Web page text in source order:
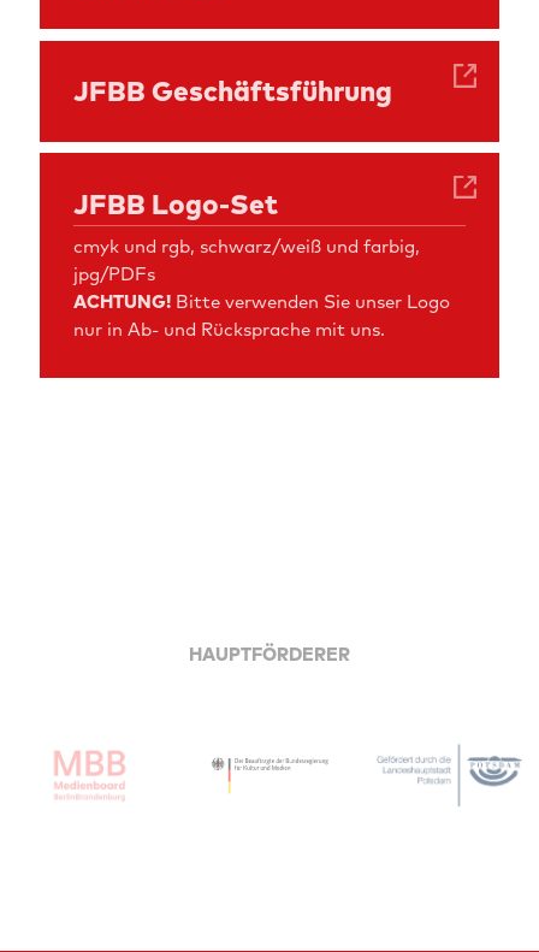
JFBB Geschäftsführung
JFBB Logo-Set
cmyk und rgb, schwarz/weiß und farbig,
jpg/PDFs
ACHTUNG! Bitte verwenden Sie unser Logo
nur in Ab- und Rücksprache mit uns.
HAUPTFÖRDERER